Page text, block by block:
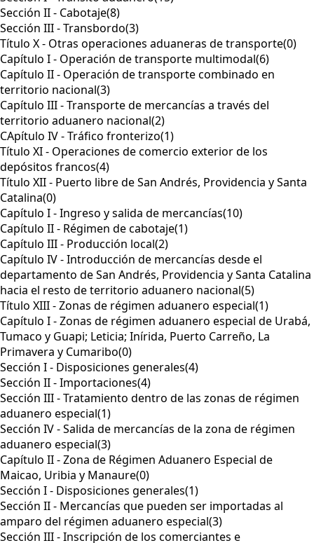
Sección II - Cabotaje(8)
Sección III - Transbordo(3)
Título X - Otras operaciones aduaneras de transporte(0)
Capítulo I - Operación de transporte multimodal(6)
Capítulo II - Operación de transporte combinado en
territorio nacional(3)
Capítulo III - Transporte de mercancías a través del
territorio aduanero nacional(2)
CApítulo IV - Tráfico fronterizo(1)
Título XI - Operaciones de comercio exterior de los
depósitos francos(4)
Título XII - Puerto libre de San Andrés, Providencia y Santa
Catalina(0)
Capítulo I - Ingreso y salida de mercancías(10)
Capítulo II - Régimen de cabotaje(1)
Capítulo III - Producción local(2)
Capítulo IV - Introducción de mercancías desde el
departamento de San Andrés, Providencia y Santa Catalina
hacia el resto de territorio aduanero nacional(5)
Título XIII - Zonas de régimen aduanero especial(1)
Capítulo I - Zonas de régimen aduanero especial de Urabá,
Tumaco y Guapi; Leticia; Inírida, Puerto Carreño, La
Primavera y Cumaribo(0)
Sección I - Disposiciones generales(4)
Sección II - Importaciones(4)
Sección III - Tratamiento dentro de las zonas de régimen
aduanero especial(1)
Sección IV - Salida de mercancías de la zona de régimen
aduanero especial(3)
Capítulo II - Zona de Régimen Aduanero Especial de
Maicao, Uribia y Manaure(0)
Sección I - Disposiciones generales(1)
Sección II - Mercancías que pueden ser importadas al
amparo del régimen aduanero especial(3)
Sección III - Inscripción de los comerciantes e